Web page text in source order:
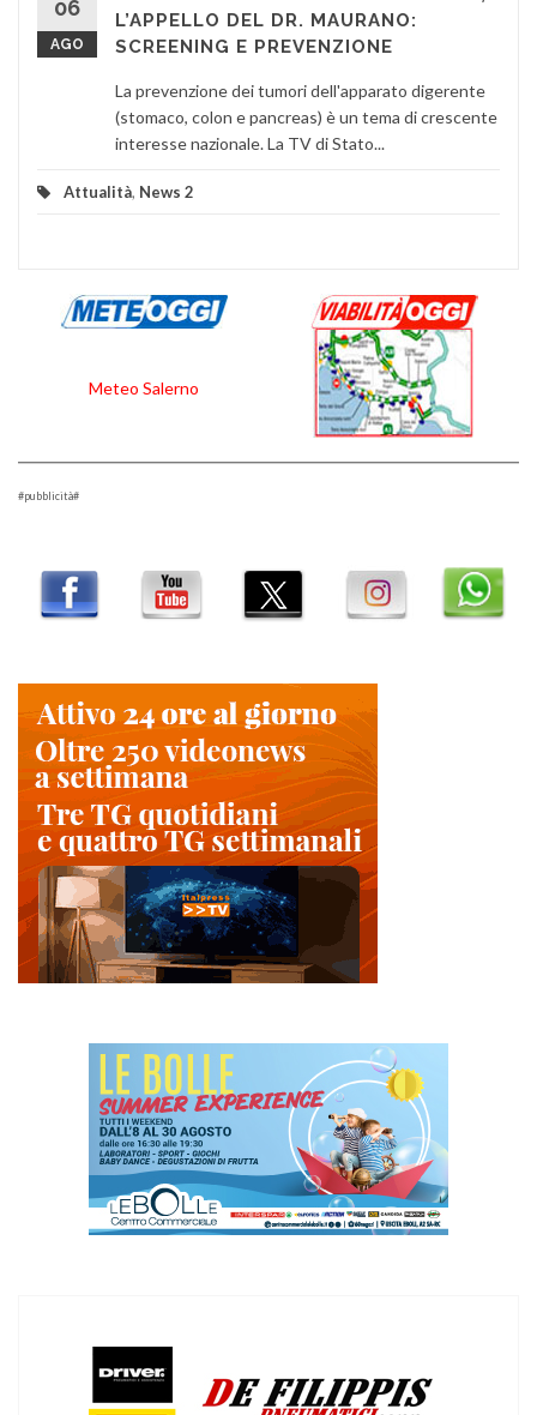
06
AGO
L’APPELLO DEL DR. MAURANO:
SCREENING E PREVENZIONE
La prevenzione dei tumori dell'apparato digerente
(stomaco, colon e pancreas) è un tema di crescente
interesse nazionale. La TV di Stato...
Attualità, News 2
Meteo Salerno
#pubblicità#